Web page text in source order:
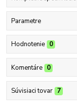
Parametre
Hodnotenie 0
Komentáre 0
Súvisiaci tovar 7